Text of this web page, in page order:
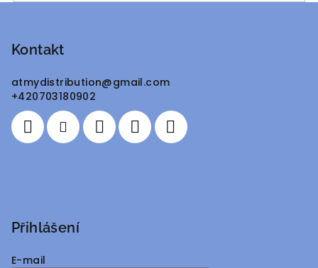
Kontakt
atmydistribution@gmail.com
+420703180902
Přihlášení
E-mail